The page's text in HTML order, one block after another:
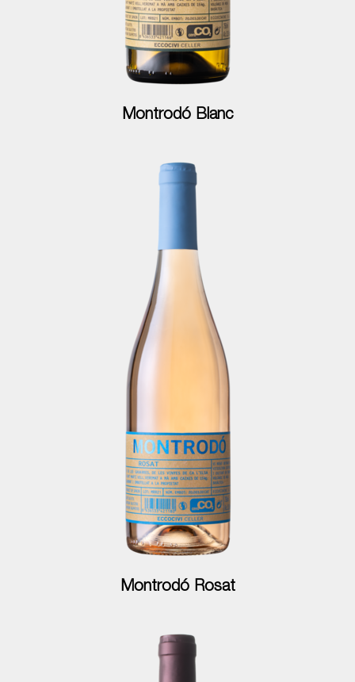
Montrodó Blanc
Montrodó Rosat